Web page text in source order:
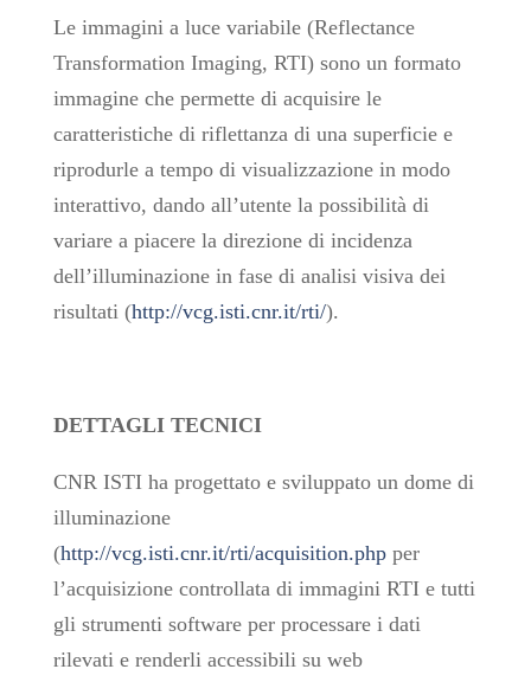
Le immagini a luce variabile (Reflectance
Transformation Imaging, RTI) sono un formato
immagine che permette di acquisire le
caratteristiche di riflettanza di una superficie e
riprodurle a tempo di visualizzazione in modo
interattivo, dando all’utente la possibilità di
variare a piacere la direzione di incidenza
dell’illuminazione in fase di analisi visiva dei
risultati (http://vcg.isti.cnr.it/rti/).
DETTAGLI TECNICI
CNR ISTI ha progettato e sviluppato un dome di
illuminazione
(http://vcg.isti.cnr.it/rti/acquisition.phpper
l’acquisizione controllata di immagini RTI e tutti
gli strumenti software per processare i dati
rilevati e renderli accessibili su web